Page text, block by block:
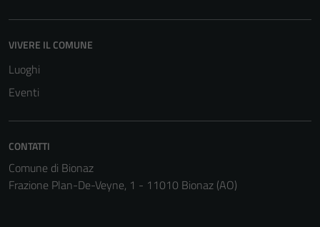
VIVERE IL COMUNE
Luoghi
Eventi
CONTATTI
Comune di Bionaz
Frazione Plan-De-Veyne, 1 - 11010 Bionaz (AO)
non raccolgono